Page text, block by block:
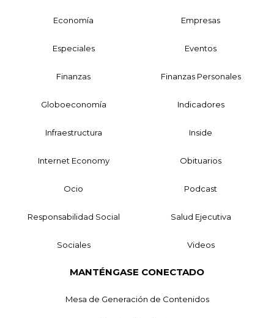
Economía Empresas
Especiales Eventos
Finanzas Finanzas Personales
Globoeconomía Indicadores
Infraestructura Inside
Internet Economy Obituarios
Ocio Podcast
Responsabilidad Social Salud Ejecutiva
Sociales Videos
MANTÉNGASE CONECTADO
Mesa de Generación de Contenidos